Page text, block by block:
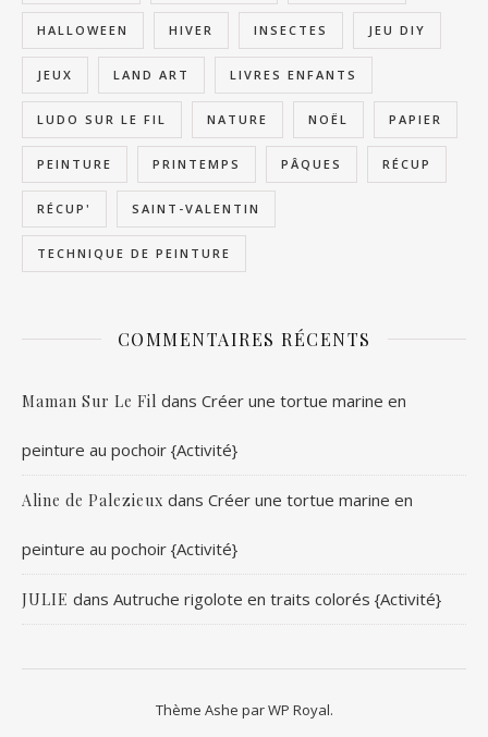
HALLOWEEN HIVER INSECTES JEU DIY
JEUX LAND ART LIVRES ENFANTS
LUDO SUR LE FIL NATURE NOËL PAPIER
PEINTURE PRINTEMPS PÂQUES RÉCUP
RÉCUP' SAINT-VALENTIN
TECHNIQUE DE PEINTURE
COMMENTAIRES RÉCENTS
Maman Sur Le Fil dans Créer une tortue marine en
peinture au pochoir {Activité}
Aline de Palezieux dans Créer une tortue marine en
peinture au pochoir {Activité}
JULIE dans Autruche rigolote en traits colorés {Activité}
Thème Ashe parWP Royal.